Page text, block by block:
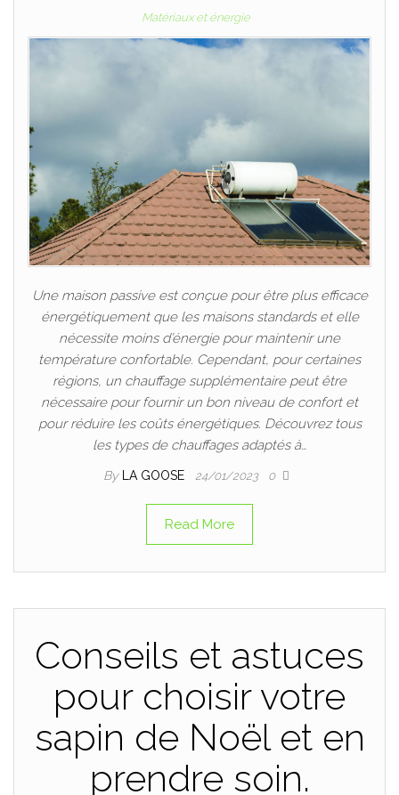
Matériaux et énergie
Une maison passive est conçue pour être plus efficace
énergétiquement que les maisons standards et elle
nécessite moins d’énergie pour maintenir une
température confortable. Cependant, pour certaines
régions, un chauffage supplémentaire peut être
nécessaire pour fournir un bon niveau de confort et
pour réduire les coûts énergétiques. Découvrez tous
les types de chauffages adaptés à…
By LA GOOSE 24/01/2023 0
Read More
Conseils et astuces
pour choisir votre
sapin de Noël et en
prendre soin.